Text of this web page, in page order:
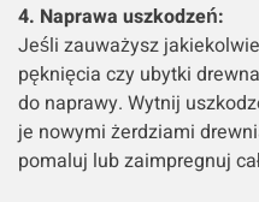
4. Naprawa uszkodzeń:
Jeśli zauważysz
pęknięcia czy ubytki
do naprawy. Wytnij
je nowymi żerdziami
pomaluj lub zaimpregnuj